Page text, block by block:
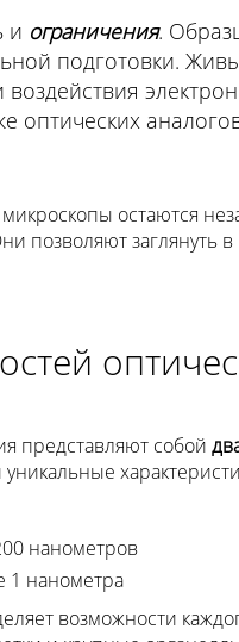
и ограничения.
подготовки.
оптических
остаются
позволяют заглянуть
представляют собой
нанометров
1 нанометра
возможности